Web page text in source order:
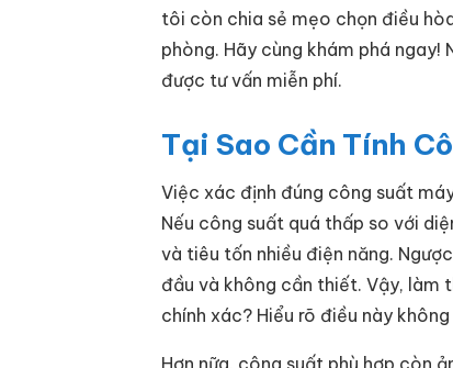
tôi còn chia sẻ mẹo chọn điều
phòng. Hãy cùng khám phá ngay!
được tư vấn miễn phí.
Tại Sao Cần Tính
Việc xác định đúng công suất
Nếu công suất quá thấp so với
và tiêu tốn nhiều điện năng.
đầu và không cần thiết. Vậy, làm
chính xác? Hiểu rõ điều này